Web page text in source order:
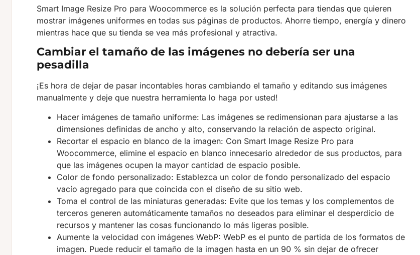
Smart Image Resize Pro para Woocommerce es la solución perfecta para tiendas que quieren
mostrar imágenes uniformes en todas sus páginas de productos. Ahorre tiempo, energía y dinero
mientras hace que su tienda se vea más profesional y atractiva.
Cambiar el tamaño de las imágenes no debería ser una
pesadilla
¡Es hora de dejar de pasar incontables horas cambiando el tamaño y editando sus imágenes
manualmente y deje que nuestra herramienta lo haga por usted!
Hacer imágenes de tamaño uniforme: Las imágenes se redimensionan para ajustarse a las
dimensiones definidas de ancho y alto, conservando la relación de aspecto original.
Recortar el espacio en blanco de la imagen: Con Smart Image Resize Pro para
Woocommerce, elimine el espacio en blanco innecesario alrededor de sus productos, para
que las imágenes ocupen la mayor cantidad de espacio posible.
Color de fondo personalizado: Establezca un color de fondo personalizado del espacio
vacío agregado para que coincida con el diseño de su sitio web.
Toma el control de las miniaturas generadas: Evite que los temas y los complementos de
terceros generen automáticamente tamaños no deseados para eliminar el desperdicio de
recursos y mantener las cosas funcionando lo más ligeras posible.
Aumente la velocidad con imágenes WebP: WebP es el punto de partida de los formatos de
imagen. Puede reducir el tamaño de la imagen hasta en un 90 % sin dejar de ofrecer